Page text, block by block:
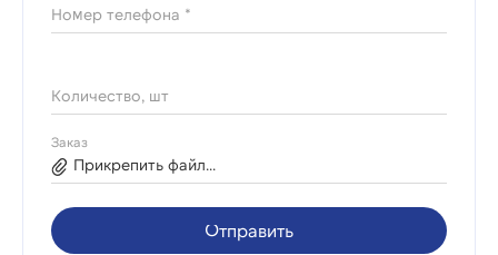
Номер телефона *
Количество, шт
Заказ
Прикрепить файл...
Отправить